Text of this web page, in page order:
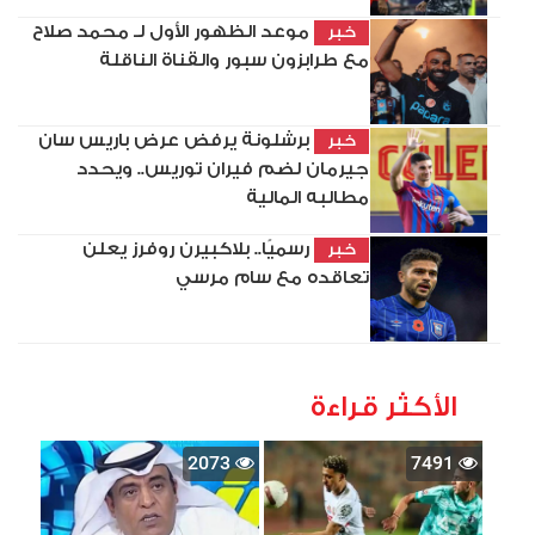
خبر
موعد الظهور الأول لـ محمد صلاح
مع طرابزون سبور والقناة الناقلة
خبر
برشلونة يرفض عرض باريس سان
جيرمان لضم فيران توريس.. ويحدد
مطالبه المالية
خبر
رسميًا.. بلاكبيرن روفرز يعلن
تعاقده مع سام مرسي
الأكثر قراءة
7491
2073